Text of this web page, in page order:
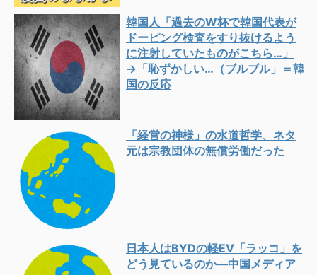
韓国人「過去のW杯で韓国代表が
ドーピング検査をすり抜けるよう
に注射していたものがこちら…」
→「恥ずかしい…（ブルブル」＝韓
国の反応
「経営の神様」の水道哲学、ネタ
元は宗教団体の無償労働だった
日本人はBYDの軽EV「ラッコ」を
どう見ているのか―中国メディア